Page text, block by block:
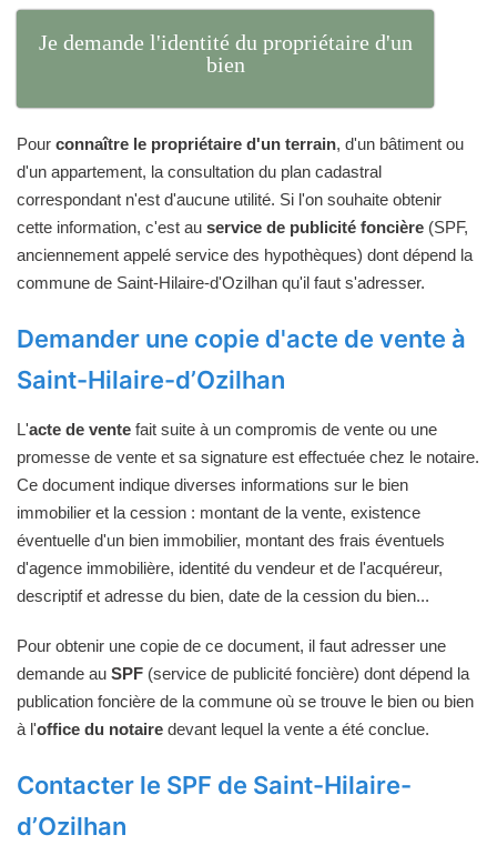
Je demande l'identité du propriétaire d'un
bien
Pour connaître le propriétaire d'un terrain, d'un bâtiment ou
d'un appartement, la consultation du plan cadastral
correspondant n'est d'aucune utilité. Si l'on souhaite obtenir
cette information, c'est au service de publicité foncière (SPF,
anciennement appelé service des hypothèques) dont dépend la
commune de Saint-Hilaire-d'Ozilhan qu'il faut s'adresser.
Demander une copie d'acte de vente à
Saint-Hilaire-d’Ozilhan
L'acte de vente fait suite à un compromis de vente ou une
promesse de vente et sa signature est effectuée chez le notaire.
Ce document indique diverses informations sur le bien
immobilier et la cession : montant de la vente, existence
éventuelle d'un bien immobilier, montant des frais éventuels
d'agence immobilière, identité du vendeur et de l'acquéreur,
descriptif et adresse du bien, date de la cession du bien...
Pour obtenir une copie de ce document, il faut adresser une
demande au SPF (service de publicité foncière) dont dépend la
publication foncière de la commune où se trouve le bien ou bien
à l'office du notaire devant lequel la vente a été conclue.
Contacter le SPF de Saint-Hilaire-
d’Ozilhan